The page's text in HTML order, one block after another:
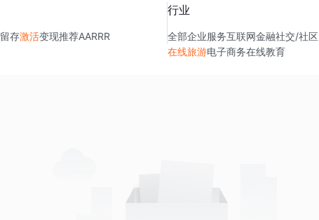
留存激活变现推荐AARRR
行业
全部企业服务互联网金融社交/社区
在线旅游电子商务在线教育